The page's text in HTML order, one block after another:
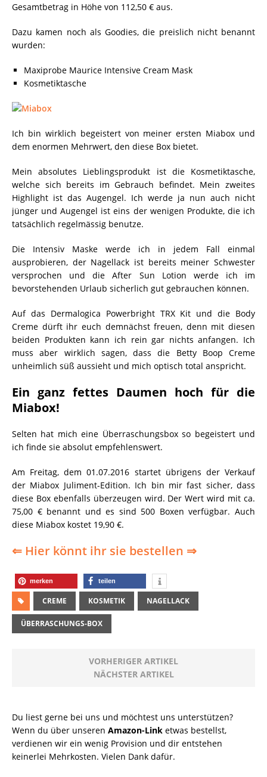
Gesamtbetrag in Höhe von 112,50 € aus.
Dazu kamen noch als Goodies, die preislich nicht benannt
wurden:
Maxiprobe Maurice Intensive Cream Mask
Kosmetiktasche
Ich bin wirklich begeistert von meiner ersten Miabox und
dem enormen Mehrwert, den diese Box bietet.
Mein absolutes Lieblingsprodukt ist die Kosmetiktasche,
welche sich bereits im Gebrauch befindet. Mein zweites
Highlight ist das Augengel. Ich werde ja nun auch nicht
jünger und Augengel ist eins der wenigen Produkte, die ich
tatsächlich regelmässig benutze.
Die Intensiv Maske werde ich in jedem Fall einmal
ausprobieren, der Nagellack ist bereits meiner Schwester
versprochen und die After Sun Lotion werde ich im
bevorstehenden Urlaub sicherlich gut gebrauchen können.
Auf das Dermalogica Powerbright TRX Kit und die Body
Creme dürft ihr euch demnächst freuen, denn mit diesen
beiden Produkten kann ich rein gar nichts anfangen. Ich
muss aber wirklich sagen, dass die Betty Boop Creme
unheimlich süß aussieht und mich optisch total anspricht.
Ein ganz fettes Daumen hoch für die
Miabox!
Selten hat mich eine Überraschungsbox so begeistert und
ich finde sie absolut empfehlenswert.
Am Freitag, dem 01.07.2016 startet übrigens der Verkauf
der Miabox Juliment-Edition. Ich bin mir fast sicher, dass
diese Box ebenfalls überzeugen wird. Der Wert wird mit ca.
75,00 € benannt und es sind 500 Boxen verfügbar. Auch
diese Miabox kostet 19,90 €.
⇐ Hier könnt ihr sie bestellen ⇒
merken teilen
CREME KOSMETIK NAGELLACK
ÜBERRASCHUNGS-BOX
VORHERIGER ARTIKEL
NÄCHSTER ARTIKEL
Du liest gerne bei uns und möchtest uns unterstützen?
Wenn du über unseren Amazon-Link etwas bestellst,
verdienen wir ein wenig Provision und dir entstehen
keinerlei Mehrkosten. Vielen Dank dafür.